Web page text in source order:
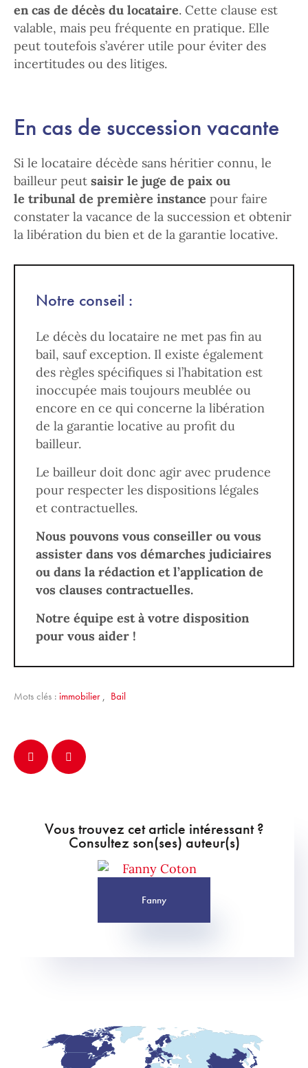
en cas de décès du locataire. Cette clause est
valable, mais peu fréquente en pratique. Elle
peut toutefois s’avérer utile pour éviter des
incertitudes ou des litiges.
En cas de succession vacante
Si le locataire décède sans héritier connu, le
bailleur peut saisir le juge de paix ou
le tribunal de première instance pour faire
constater la vacance de la succession et obtenir
la libération du bien et de la garantie locative.
Notre conseil :
Le décès du locataire ne met pas fin au
bail, sauf exception. Il existe également
des règles spécifiques si l’habitation est
inoccupée mais toujours meublée ou
encore en ce qui concerne la libération
de la garantie locative au profit du
bailleur.
Le bailleur doit donc agir avec prudence
pour respecter les dispositions légales
et contractuelles.
Nous pouvons vous conseiller ou vous
assister dans vos démarches judiciaires
ou dans la rédaction et l’application de
vos clauses contractuelles.
Notre équipe est à votre disposition
pour vous aider !
Mots clés : immobilier, Bail
Vous trouvez cet article intéressant ?
Consultez son(ses) auteur(s)
Fanny